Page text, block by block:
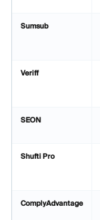
Sumsub
Veriff
SEON
Shufti Pro
ComplyAdvantage